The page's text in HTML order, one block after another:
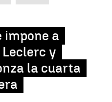
impone a
y
la cuarta